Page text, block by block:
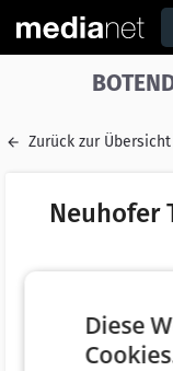
Zurück zur Übersicht
Neuhofer
Telefonnummer
Diese